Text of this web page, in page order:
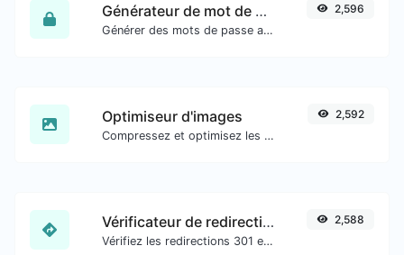
Générateur de mot de passe
Générer des mots de passe avec une longueur et des paramètres personnalisés.
2,596
Optimiseur d'images
Compressez et optimisez les images pour une taille d'image plus petite tout en conservant une haute qualité.
2,592
Vérificateur de redirection d'URL
Vérifiez les redirections 301 et 302 d'une URL spécifique. Il vérifiera jusqu'à 10 redirections.
2,588